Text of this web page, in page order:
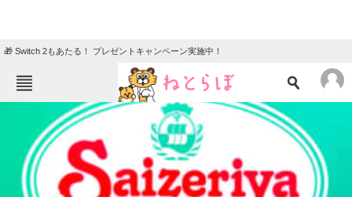
🎁 Switch 2もあたる！ プレゼントキャンペーン実施中！
ねとらぼメニュー
ニュース
エンタメ クイズ
グルメ 地域